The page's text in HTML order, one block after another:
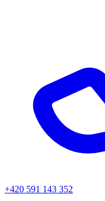
+420 591 143 352